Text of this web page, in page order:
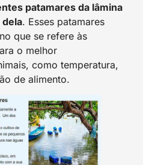
patamares da lâmina
dela. Esses patamares
que se refere às
o melhor
como temperatura,
de alimento.